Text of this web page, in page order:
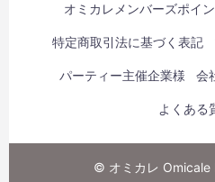
オミカレメンバーズポイ
特定商取引法に基づく表記
パーティー主催企業様 会
よくある
© オミカレ